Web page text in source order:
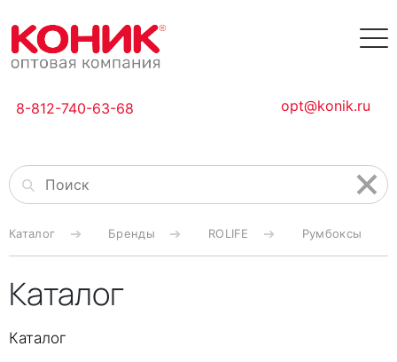
8-812-740-63-68 opt@konik.ru
Каталог Бренды ROLIFE Румбоксы
Каталог
Каталог